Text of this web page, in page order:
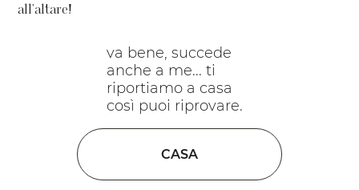
CASA
all'altare!
va bene, succede
anche a me... ti
riportiamo a casa
così puoi riprovare.